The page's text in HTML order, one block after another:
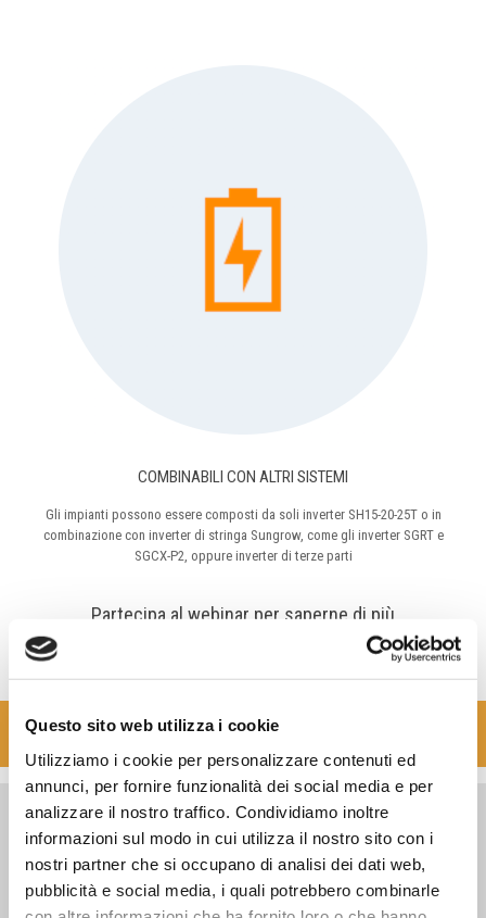
Questo sito web utilizza i cookie
Utilizziamo i cookie per personalizzare contenuti ed
annunci, per fornire funzionalità dei social media e per
analizzare il nostro traffico. Condividiamo inoltre
informazioni sul modo in cui utilizza il nostro sito con i
nostri partner che si occupano di analisi dei dati web,
pubblicità e social media, i quali potrebbero combinarle
COMBINABILI CON ALTRI SISTEMI
Gli impianti possono essere composti da soli inverter SH15-20-25T o in
combinazione con inverter di stringa Sungrow, come gli inverter SGRT e
SGCX-P2, oppure inverter di terze parti
Partecipa al webinar per saperne di più
ISCRIVITI SUBITO
Guarda il video